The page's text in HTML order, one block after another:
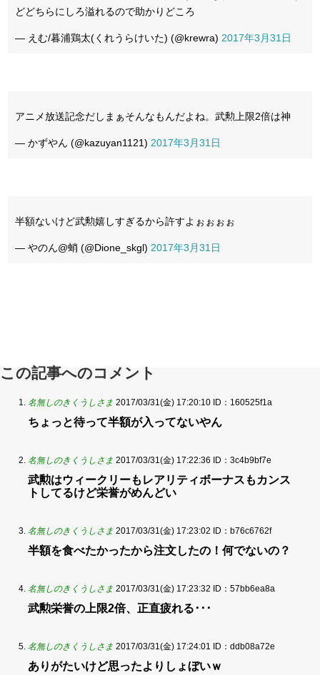
どどちらにしろ溢れるので助かりどころ
— えむ/暮浦鶏太(くれうらけいた) (@krewra) 2017年3月31日
アニメ放送記念だしまぁそんなもんだよね。武勲上限2倍は神
— かずやん (@kazuyan1121) 2017年3月31日
半額ないけど武勲嬉しすぎるから許すよぉぉぉぉ
— やのん@蛸 (@Dione_skgl) 2017年3月31日
この記事へのコメント
名無しのきくうしさま 2017/03/31(金) 17:20:10 ID：160525f1a
ちょっと待って半額が入ってないやん
名無しのきくうしさま 2017/03/31(金) 17:22:36 ID：3c4b9bf7e
武勲はウィークリーもレアリティボーナスもカンス
トしてるけど栄誉がめんどい
名無しのきくうしさま 2017/03/31(金) 17:23:02 ID：b76c6762f
半額を食べたかったから注文したの！何でないの？
名無しのきくうしさま 2017/03/31(金) 17:23:32 ID：57bb6ea8a
武勲栄誉の上限2倍、正直疲れる･･･
名無しのきくうしさま 2017/03/31(金) 17:24:01 ID：ddb08a72e
ありがたいけど思ったよりしょぼいｗ